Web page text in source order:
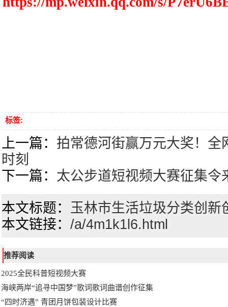
标签:
上一篇： 拍常德河街赢万元大奖！全
时刻
下一篇： 太公步道短视频大赛征集令
本文标题： 玉林市生活垃圾分类创新
本文链接： /a/4m1k1l6.html
推荐阅读
2025全民科普短视频大赛
海峡两岸“追寻中国梦”歌词歌词曲谱创作征集
“四时济遇” 青团月饼包装设计比赛